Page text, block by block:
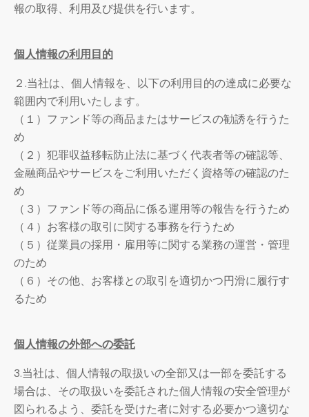
報の取得、利用及び提供を行います。
個人情報の利用目的
２.当社は、個人情報を、以下の利用目的の達成に必要な
範囲内で利用いたします。
（１）ファンド等の商品またはサービスの勧誘を行うた
め
（２）犯罪収益移転防止法に基づく代表者等の確認等、
金融商品やサービスをご利用いただく資格等の確認のた
め
（３）ファンド等の商品に係る運用等の報告を行うため
（４）お客様の取引に関する事務を行うため
（５）従業員の採用・雇用等に関する業務の運営・管理
のため
（６）その他、お客様との取引を適切かつ円滑に履行す
るため
個人情報の外部への委託
3.当社は、個人情報の取扱いの全部又は一部を委託する
場合は、その取扱いを委託された個人情報の安全管理が
図られるよう、委託を受けた者に対する必要かつ適切な